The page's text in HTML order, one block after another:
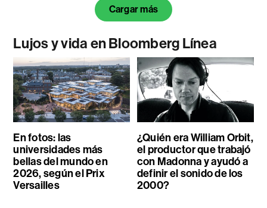
Cargar más
Lujos y vida en Bloomberg Línea
En fotos: las
universidades más
bellas del mundo en
2026, según el Prix
Versailles
¿Quién era William Orbit,
el productor que trabajó
con Madonna y ayudó a
definir el sonido de los
2000?